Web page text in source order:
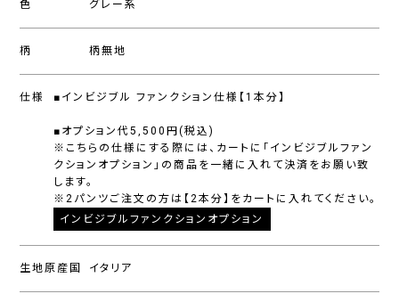
色 グレー系
柄 柄無地
仕様 ■インビジブル ファンクション仕様【1本分】
■オプション代5,500円(税込)
※こちらの仕様にする際には、カートに「インビジブルファン
クションオプション」の商品を一緒に入れて決済をお願い致
します。
※2パンツご注文の方は【2本分】をカートに入れてください。
インビジブルファンクションオプション
生地原産国 イタリア